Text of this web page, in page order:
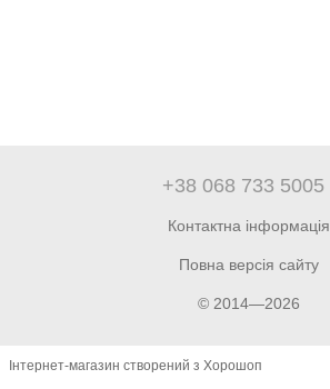
+38 068 733 5005
Контактна інформація
Повна версія сайту
© 2014—2026
Інтернет-магазин створений з Хорошоп